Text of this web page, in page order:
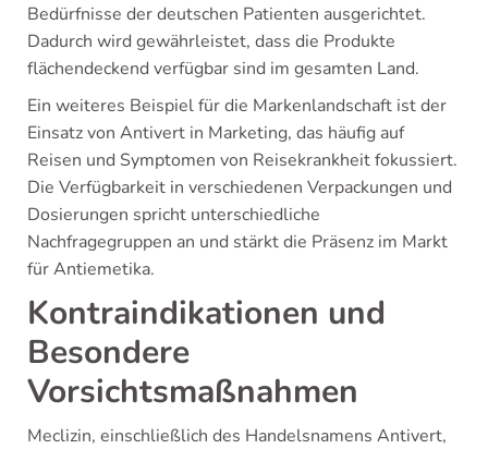
Bedürfnisse der deutschen Patienten ausgerichtet.
Dadurch wird gewährleistet, dass die Produkte
flächendeckend verfügbar sind im gesamten Land.
Ein weiteres Beispiel für die Markenlandschaft ist der
Einsatz von Antivert in Marketing, das häufig auf
Reisen und Symptomen von Reisekrankheit fokussiert.
Die Verfügbarkeit in verschiedenen Verpackungen und
Dosierungen spricht unterschiedliche
Nachfragegruppen an und stärkt die Präsenz im Markt
für Antiemetika.
Kontraindikationen und
Besondere
Vorsichtsmaßnahmen
Meclizin, einschließlich des Handelsnamens Antivert,